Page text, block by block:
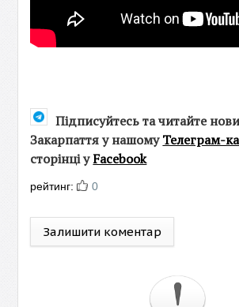
Підписуйтесь та читайте
Закарпаття у нашомуТелеграм-
сторінці уFacebook
рейтинг: 0
Залишити коментар